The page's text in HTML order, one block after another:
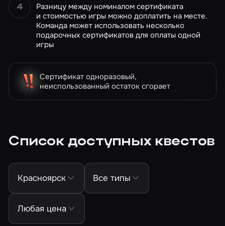
Разницу между номиналом сертификата
и стоимостью игры можно доплатить на месте.
Команда может использовать несколько
подарочных сертификатов для оплаты одной
игры
Сертификат одноразовый,
неиспользованный остаток сгорает
Список доступных квестов
Красноярск Все типы
Любая цена